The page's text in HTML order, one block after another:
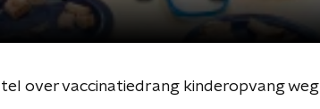
over vaccinatiedrang kinderopvang weg